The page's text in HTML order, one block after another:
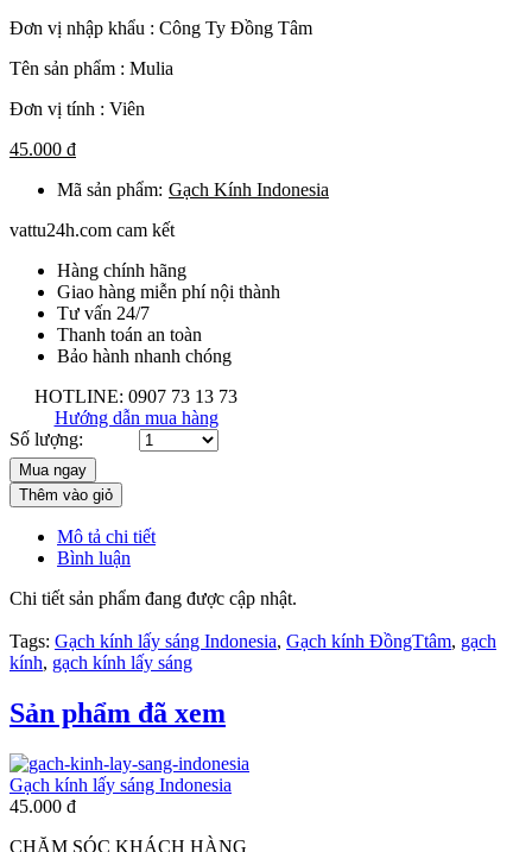
Đơn vị nhập khẩu : Công Ty Đồng Tâm
Tên sản phẩm : Mulia
Đơn vị tính : Viên
45.000 đ
Mã sản phẩm: Gạch Kính Indonesia
vattu24h.com cam kết
Hàng chính hãng
Giao hàng miễn phí nội thành
Tư vấn 24/7
Thanh toán an toàn
Bảo hành nhanh chóng
HOTLINE: 0907 73 13 73
Hướng dẫn mua hàng
Số lượng:
Thêm vào giỏ
Mô tả chi tiết
Bình luận
Chi tiết sản phẩm đang được cập nhật.
Tags: Gạch kính lấy sáng Indonesia, Gạch kính ĐồngTtâm, gạch
kính, gạch kính lấy sáng
Sản phẩm đã xem
Gạch kính lấy sáng Indonesia
45.000 đ
CHĂM SÓC KHÁCH HÀNG